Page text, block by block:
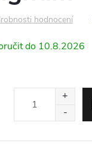
hodnocení
10.8.2026